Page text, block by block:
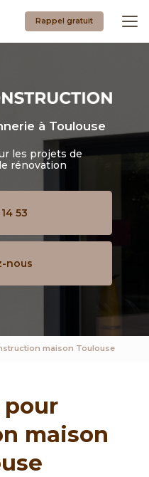
Rappel gratuit
à Toulouse
les projets de
rénovation
53
nous
maison Toulouse
pour
maison